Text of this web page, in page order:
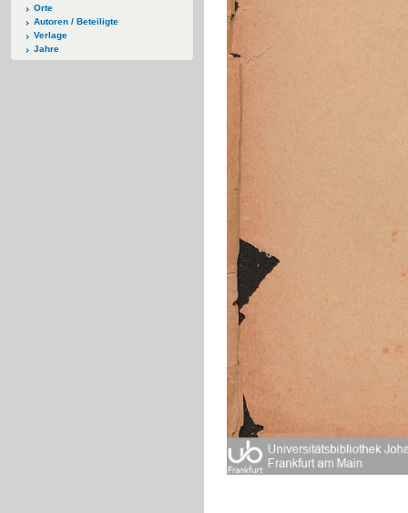
Orte
Autoren / Beteiligte
Verlage
Jahre